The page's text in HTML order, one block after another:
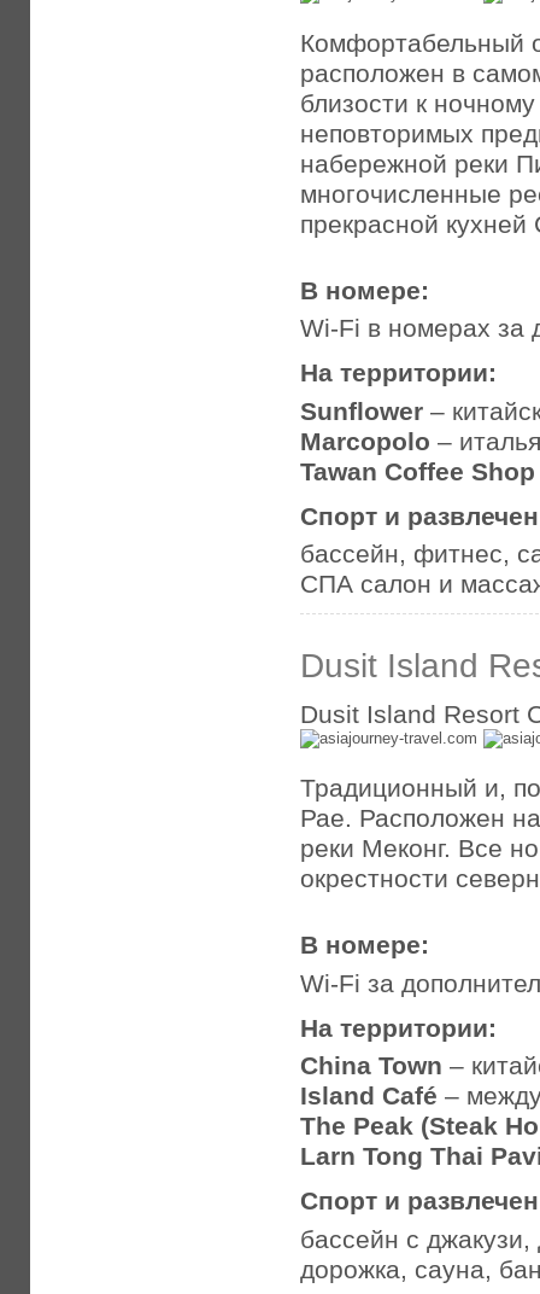
Комфортабельный
расположен в
близости к
неповторимых
набережной реки
многочисленные
прекрасной
В номере:
Wi-Fi в номерах за
На территории:
Sunflower –
Marcopolo –
Tawan Coffee Shop
Спорт и
бассейн, фитнес,
СПА салон и
Dusit Island
Dusit Island Resort
Традиционный и,
Рае. Расположен
реки Меконг. Все
окрестности
В номере:
Wi-Fi за
На территории:
China Town –
Island Café –
The Peak (Steak
Larn Tong Thai
Спорт и
бассейн с
дорожка, сауна,